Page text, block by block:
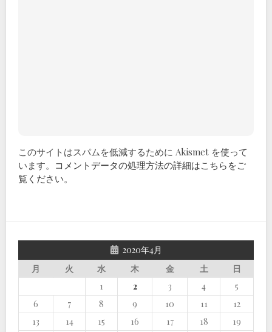
このサイトはスパムを低減するために Akismet を使って
います。 コメントデータの処理方法の詳細はこちらをご
覧ください。
2020年4月
月
火 水 木 金 土
日
1
2 3 4
5
6
7 8 9 10 11
12
13
14 15 16 17 18
19